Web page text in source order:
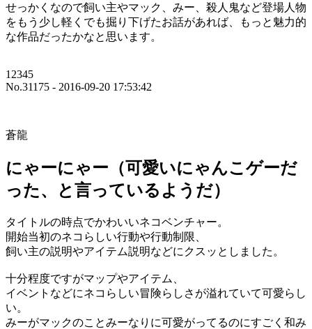
せっかくなので飼い主やマック、みー、殺人鬼など登場人物
をもう少し軽くでも掘り下げたお話があれば、もっと魅力的
な作品だったかなと思います。
12345
No.31175 - 2016-09-20 17:53:42
蒼龍
にゃーにゃー（可愛いにゃんこゲーだ
った、と言っているようだ）
タイトルの時点でかわいいネコベンチャー。
開始当初のネコらしい行動や行動制限、
飼い主の説明やアイテム説明などにクスッとしました。
十分程度ですがマップやアイテム、
イベントなどにネコらしい冒険らしさが溢れていて可愛らし
い。
みーがマックのことみーなりに可愛がってるのにすごく和み